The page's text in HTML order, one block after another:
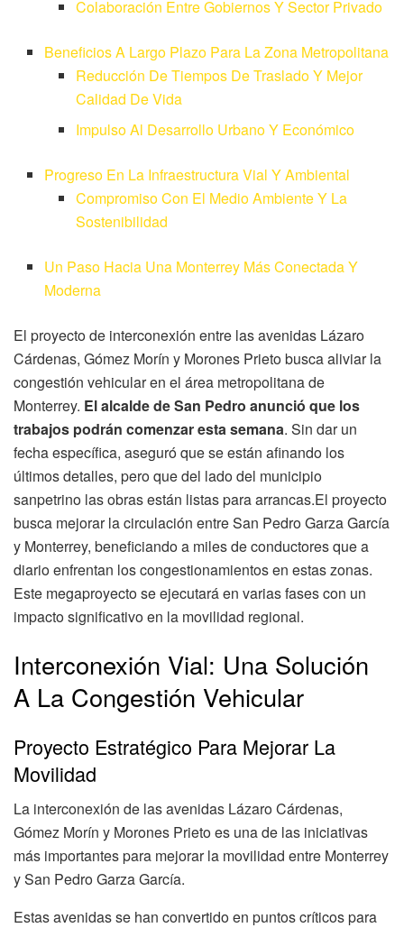
Colaboración Entre Gobiernos Y Sector Privado
Beneficios A Largo Plazo Para La Zona Metropolitana
Reducción De Tiempos De Traslado Y Mejor
Calidad De Vida
Impulso Al Desarrollo Urbano Y Económico
Progreso En La Infraestructura Vial Y Ambiental
Compromiso Con El Medio Ambiente Y La
Sostenibilidad
Un Paso Hacia Una Monterrey Más Conectada Y
Moderna
El proyecto de interconexión entre las avenidas Lázaro
Cárdenas, Gómez Morín y Morones Prieto busca aliviar la
congestión vehicular en el área metropolitana de
Monterrey. El alcalde de San Pedro anunció que los
trabajos podrán comenzar esta semana. Sin dar un
fecha específica, aseguró que se están afinando los
últimos detalles, pero que del lado del municipio
sanpetrino las obras están listas para arrancas.El proyecto
busca mejorar la circulación entre San Pedro Garza García
y Monterrey, beneficiando a miles de conductores que a
diario enfrentan los congestionamientos en estas zonas.
Este megaproyecto se ejecutará en varias fases con un
impacto significativo en la movilidad regional.
Interconexión Vial: Una Solución
A La Congestión Vehicular
Proyecto Estratégico Para Mejorar La
Movilidad
La interconexión de las avenidas Lázaro Cárdenas,
Gómez Morín y Morones Prieto es una de las iniciativas
más importantes para mejorar la movilidad entre Monterrey
y San Pedro Garza García.
Estas avenidas se han convertido en puntos críticos para